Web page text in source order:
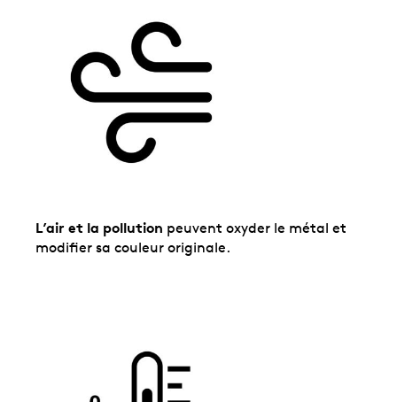
L’air et la pollution peuvent oxyder le métal et
modifier sa couleur originale.